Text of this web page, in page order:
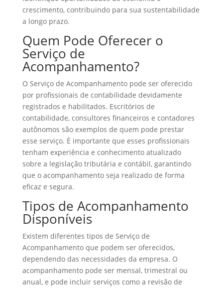
crescimento, contribuindo para sua sustentabilidade
a longo prazo.
Quem Pode Oferecer o
Serviço de
Acompanhamento?
O Serviço de Acompanhamento pode ser oferecido
por profissionais de contabilidade devidamente
registrados e habilitados. Escritórios de
contabilidade, consultores financeiros e contadores
autônomos são exemplos de quem pode prestar
esse serviço. É importante que esses profissionais
tenham experiência e conhecimento atualizado
sobre a legislação tributária e contábil, garantindo
que o acompanhamento seja realizado de forma
eficaz e segura.
Tipos de Acompanhamento
Disponíveis
Existem diferentes tipos de Serviço de
Acompanhamento que podem ser oferecidos,
dependendo das necessidades da empresa. O
acompanhamento pode ser mensal, trimestral ou
anual, e pode incluir serviços como a revisão de